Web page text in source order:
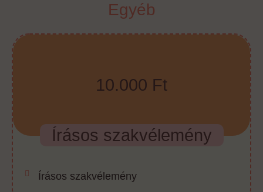
Egyéb
10.000 Ft
Írásos szakvélemény
Írásos szakvélemény